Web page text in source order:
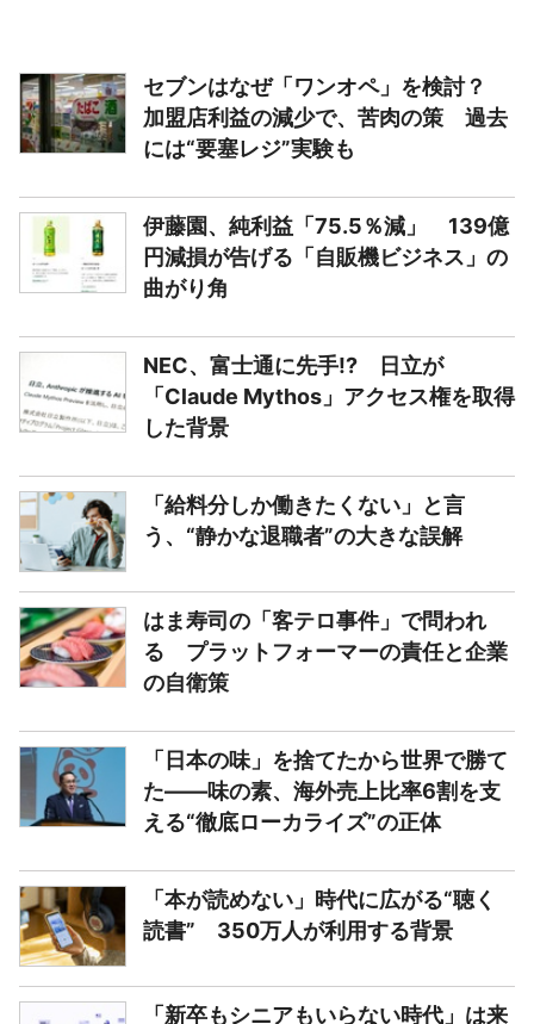
セブンはなぜ「ワンオペ」を検討？
加盟店利益の減少で、苦肉の策 過去
には“要塞レジ”実験も
伊藤園、純利益「75.5％減」 139億
円減損が告げる「自販機ビジネス」の
曲がり角
NEC、富士通に先手!? 日立が
「Claude Mythos」アクセス権を取得
した背景
「給料分しか働きたくない」と言
う、“静かな退職者”の大きな誤解
はま寿司の「客テロ事件」で問われ
る プラットフォーマーの責任と企業
の自衛策
「日本の味」を捨てたから世界で勝て
た――味の素、海外売上比率6割を支
える“徹底ローカライズ”の正体
「本が読めない」時代に広がる“聴く
読書” 350万人が利用する背景
「新卒もシニアもいらない時代」は来